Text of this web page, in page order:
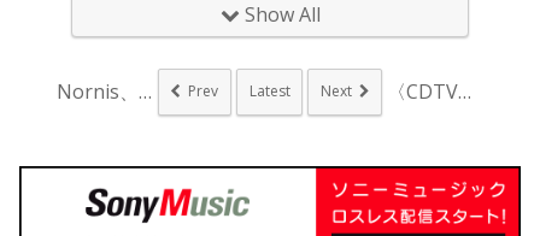
Show All
Nornis、オリ曲... Prev Latest Next 〈CDTVライブ！ラ...